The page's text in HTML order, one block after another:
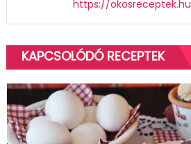
https://okosreceptek.hu
KAPCSOLÓDÓ RECEPTEK